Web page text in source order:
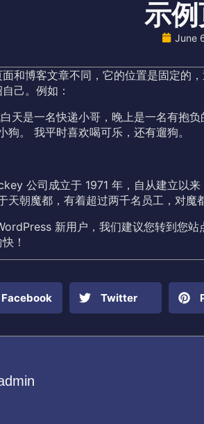
示
June
和博客文章不同，它的位置是固定的
己。例如：
天是一名快递小哥，晚上是一名有抱
狗。 我平时喜欢喝可乐，还有遛狗。
公司成立于 1971 年，自从建立以
天朝魔都，有着超过两千名员工，对魔
新用户，我们建议您转到您站
！
Facebook Twitter